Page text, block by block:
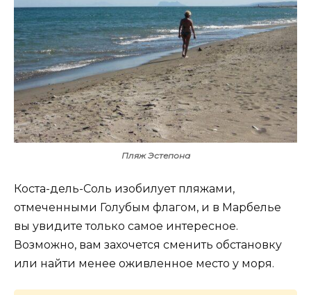
Пляж Эстепона
Коста-дель-Соль изобилует пляжами,
отмеченными Голубым флагом, и в Марбелье
вы увидите только самое интересное.
Возможно, вам захочется сменить обстановку
или найти менее оживленное место у моря.